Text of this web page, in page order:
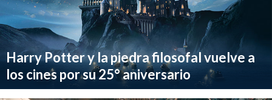
Harry Potter y la piedra filosofal vuelve a
los cines por su 25° aniversario